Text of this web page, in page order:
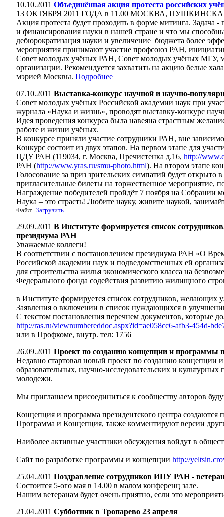
10.10.2011 Объединённая акция протеста российских
13 ОКТЯБРЯ 2011 ГОДА в 11.00 МОСКВА,
Акция протеста будет проходить в форме митинга. Задача
и финансирования науки в нашей стране и что мы
дебюрократизация науки и увеличение бюджета более
мероприятия принимают участие профсоюз РАН,
Совет молодых учёных РАН, Совет молодых учёных МГУ,
организации. Рекомендуется захватить на акцию белые
мэрией Москвы. Подробнее
07.10.2011 Выставка-конкурс научной и научно-
Совет молодых учёных Российской академии наук при
журнала «Наука и жизнь», проводят выставку-конкурс
Идея проведения конкурса была навеяна страстным
работе и жизни учёных.
В конкурсе приняли участие сотрудники РАН, вне
Конкурс состоит из двух этапов. На первом этапе для
ЦДУ РАН (119034, г. Москва, Пречистенка д.16, http://
РАН (http://www.yras.ru/smu-photo.html). На втором этапе
Голосование за приз зрительских симпатий будет
пригласительные билеты на торжественное мероприятие,
Награждение победителей пройдёт 7 ноября на Собрании
Наука – это страсть! Любите науку, живите наукой,
Файл: Загрузить
29.09.2011 В Институте формируется список
президиума РАН
Уважаемые коллеги!
В соответствии с постановлением президиума РАН «О
Российской академии наук и подведомственных ей
для строительства жилья экономического класса на
Федерального фонда содействия развитию жилищного
в Институте формируется список сотрудников, желающих
Заявления о включении в список нуждающихся в
С текстом постановления перечнем документов, которые
http://ras.ru/viewnumbereddoc.aspx?id=ae058cc6-afb3-454d-
или в Профкоме, внутр. тел: 1756
26.09.2011 Проект по созданию концепции и программы
Недавно стартовал новый проект по созданию концепции
образовательных, научно-исследовательских и
молодежи.
Мы приглашаем присоединиться к сообществу авторов
Концепция и программа президентского центра создаются
Программа и Концепция, также комментируют версии
Наиболее активные участники обсуждения войдут в
Сайт по разработке программы и концепции http://
25.04.2011 Поздравление сотрудников ИПУ РАН -
Состоится 5-ого мая в 14.00 в малом конференц зале.
Нашим ветеранам будет очень приятно, если это
21.04.2011 Субботник в Тропарево 23 апреля